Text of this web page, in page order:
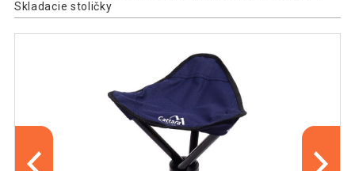
Skladacie stoličky